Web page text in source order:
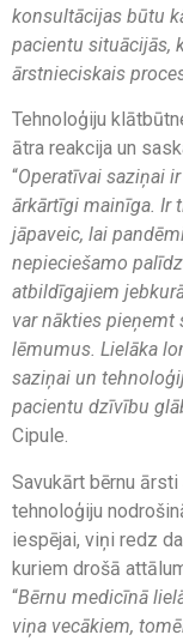
konsultācijas būtu
pacientu situācijās,
ārstnieciskais
Tehnoloģiju
ātra reakcija un
“Operatīvai saziņai
ārkārtīgi mainīga. Ir
jāpaveic, lai
nepieciešamo
atbildīgajiem
var nākties pieņemt
lēmumus. Lielāka
saziņai un
pacientu dzīvību
Cipule.
Savukārt bērnu
tehnoloģiju
iespējai, viņi redz
kuriem drošā
“Bērnu medicīnā
viņa vecākiem,